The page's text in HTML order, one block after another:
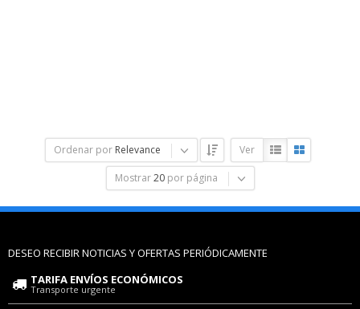
Ordenar por Relevance Ver
Mostrar 20 por página
DESEO RECIBIR NOTICIAS Y OFERTAS PERIÓDICAMENTE
TARIFA ENVÍOS ECONÓMICOS
Transporte urgente